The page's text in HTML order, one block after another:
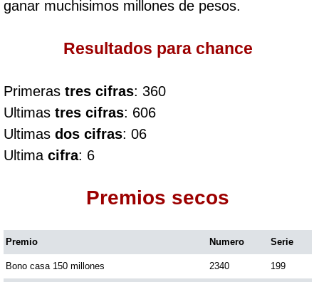
Culona día
Culona noche
Dorado Mañana
ganar muchisimos millones de pesos.
Resultados para chance
Primeras tres cifras: 360
Ultimas tres cifras: 606
Ultimas dos cifras: 06
Ultima cifra: 6
Premios secos
Premio Numero Serie
Bono casa 150 millones 2340 199